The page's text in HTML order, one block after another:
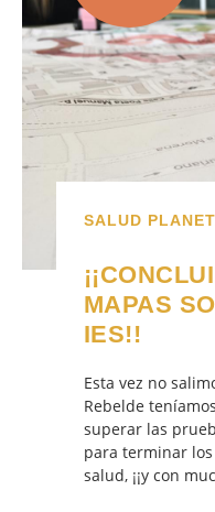
SALUD
MAPAS
IES!!
Esta vez no
Rebelde
superar las
para terminar
salud, ¡¡y con